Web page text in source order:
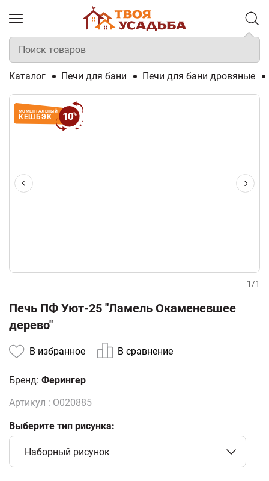
Каталог Печи для бани Печи для бани дровяные
1/1
МОМЕНТАЛЬНЫЙ
КЕШБЭК 10%
Печь ПФ Уют-25 "Ламель Окаменевшее
дерево"
В избранное В сравнение
Бренд: Ферингер
Артикул : О020885
Выберите тип рисунка:
Наборный рисунок